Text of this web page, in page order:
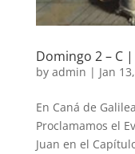
Domingo 2 – C
by admin | Jan
En Caná de
Proclamamos el
Juan en el